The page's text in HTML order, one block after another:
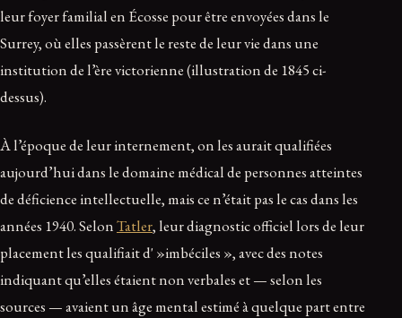
leur foyer familial en Écosse pour être envoyées dans le
Surrey, où elles passèrent le reste de leur vie dans une
institution de l’ère victorienne (illustration de 1845 ci-
dessus).
À l’époque de leur internement, on les aurait qualifiées
aujourd’hui dans le domaine médical de personnes atteintes
de déficience intellectuelle, mais ce n’était pas le cas dans les
années 1940. SelonTatler, leur diagnostic officiel lors de leur
placement les qualifiait d' »imbéciles », avec des notes
indiquant qu’elles étaient non verbales et — selon les
sources — avaient un âge mental estimé à quelque part entre